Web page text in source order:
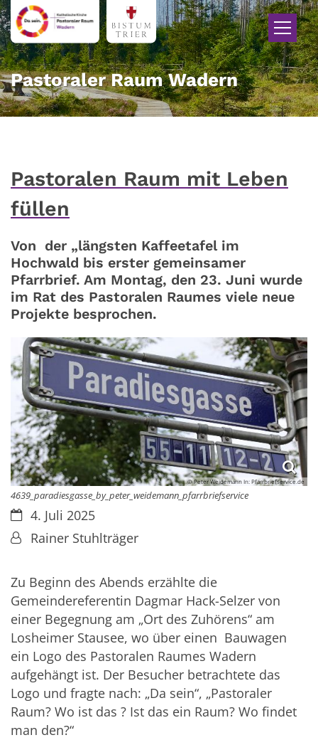
Zum Inhalt springen
Pastoraler Raum Wadern
Pastoralen Raum mit Leben
füllen
Von der „längsten Kaffeetafel im
Hochwald bis erster gemeinsamer
Pfarrbrief. Am Montag, den 23. Juni wurde
im Rat des Pastoralen Raumes viele neue
Projekte besprochen.
© Peter Weidemann In: Pfarrbriefservice.de
4639_paradiesgasse_by_peter_weidemann_pfarrbriefservice
Datum:
4. Juli 2025
Von:Rainer Stuhlträger
Zu Beginn des Abends erzählte die
Gemeindereferentin Dagmar Hack-Selzer von
einer Begegnung am „Ort des Zuhörens“ am
Losheimer Stausee, wo über einen Bauwagen
ein Logo des Pastoralen Raumes Wadern
aufgehängt ist. Der Besucher betrachtete das
Logo und fragte nach: „Da sein“, „Pastoraler
Raum? Wo ist das ? Ist das ein Raum? Wo findet
man den?“